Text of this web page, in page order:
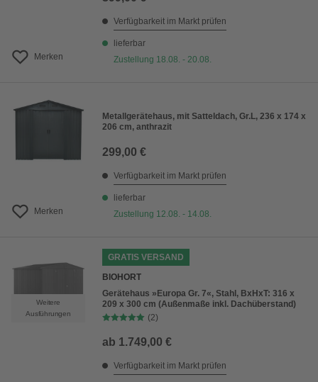
Merken
Verfügbarkeit im Markt prüfen
lieferbar
Zustellung 18.08. - 20.08.
Merken
Metallgerätehaus, mit Satteldach, Gr.L, 236 x 174 x
206 cm, anthrazit
299,00 €
Verfügbarkeit im Markt prüfen
lieferbar
Zustellung 12.08. - 14.08.
Weitere
Ausführungen
GRATIS VERSAND
BIOHORT
Gerätehaus »Europa Gr. 7«, Stahl, BxHxT: 316 x
209 x 300 cm (Außenmaße inkl. Dachüberstand)
(2)
ab 1.749,00 €
Verfügbarkeit im Markt prüfen